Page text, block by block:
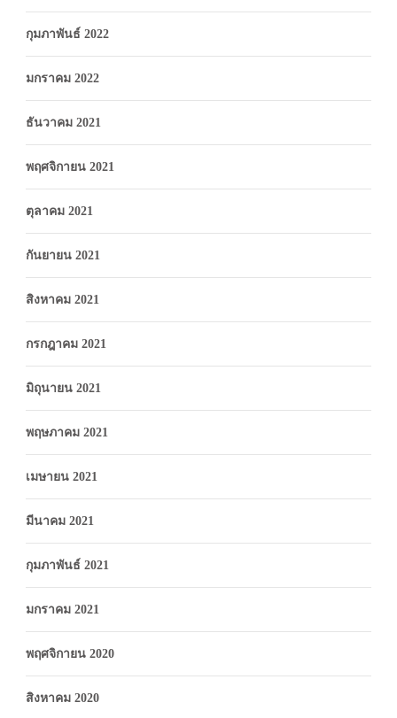
กุมภาพันธ์ 2022
มกราคม 2022
ธันวาคม 2021
พฤศจิกายน 2021
ตุลาคม 2021
กันยายน 2021
สิงหาคม 2021
กรกฎาคม 2021
มิถุนายน 2021
พฤษภาคม 2021
เมษายน 2021
มีนาคม 2021
กุมภาพันธ์ 2021
มกราคม 2021
พฤศจิกายน 2020
สิงหาคม 2020